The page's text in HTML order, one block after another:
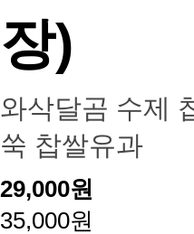
장)
와삭달곰 수제
쑥 찹쌀유과
29,000원
35,000원